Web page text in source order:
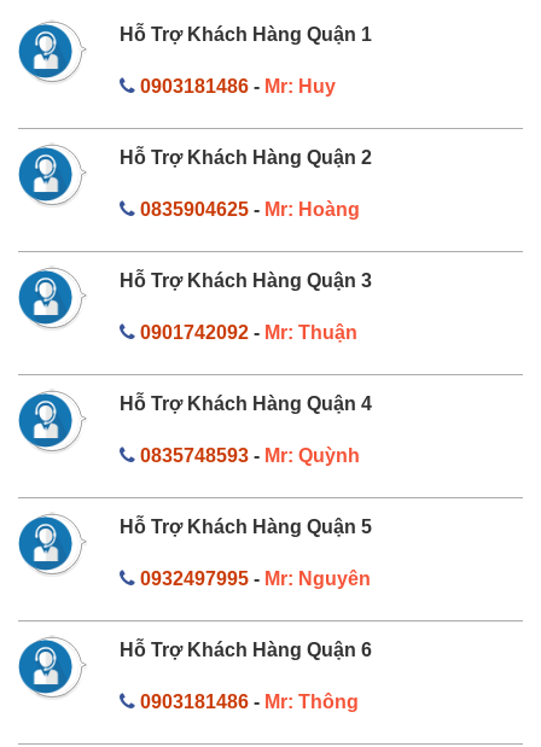
Hỗ Trợ Khách Hàng Quận 1
0903181486- Mr: Huy
Hỗ Trợ Khách Hàng Quận 2
0835904625- Mr: Hoàng
Hỗ Trợ Khách Hàng Quận 3
0901742092- Mr: Thuận
Hỗ Trợ Khách Hàng Quận 4
0835748593- Mr: Quỳnh
Hỗ Trợ Khách Hàng Quận 5
0932497995- Mr: Nguyên
Hỗ Trợ Khách Hàng Quận 6
0903181486- Mr: Thông